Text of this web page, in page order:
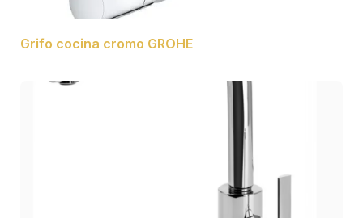
Grifo cocina cromo GROHE